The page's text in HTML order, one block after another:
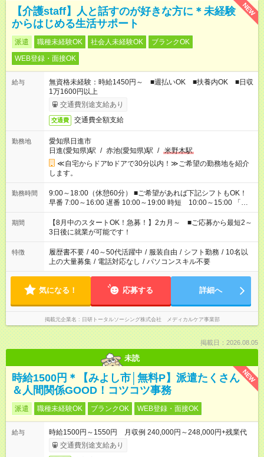
NEW
【介護staff】人と話すのが好きな方に＊未経験
からはじめる生活サポート
派遣 職種未経験OK 社会人未経験OK
ブランクOK
WEB登録・面接OK
給与
無資格未経験：時給1450円～ ■週払いOK ■扶養内OK ■日収
1万1600円以上
交通費別途支給あり
交通費 交通費全額支給
勤務地
愛知県日進市
日進(愛知県)駅 / 赤池(愛知県)駅 / 米野木駅
≪自宅からドアtoドアで30分以内！≫ご希望の勤務地を紹介
します。
勤務時間
9:00～18:00（休憩60分） ■ご希望があれば下記シフトもOK！
早番 7:00～16:00 遅番 10:00～19:00 時短 10:00～15:00 「家
族と休みを合わせたい」 「余裕を持って夕飯の準備がしたい」
「できれば残業はしたくない」 など、ご希望を教えてください
ね。 ※Wワーク希望の方へ 今ご覧のお仕事で希望する勤務時間
と、もう1つのお仕事の勤務時間。 合計で週40時間を超える場
合は応募できません。
期間
【8月中のスタートOK！急募！】2カ月～ ■ご応募から最短2～
3日後に就業が可能です！
特徴 履歴書不要 / 40～50代活躍中 / 服装自由 / シフト勤務 / 10名以
上の大量募集 / 電話対応なし / パソコンスキル不要
気になる！ 応募する 詳細へ
掲載元企業名 日研トータルソーシング株式会社 メディカルケア事業部
掲載日：2026.08.05
未読
NEW
時給1500円＊【みよし市│無料P】派遣たくさん
＆人間関係GOOD！コツコツ事務
派遣 職種未経験OK ブランクOK WEB登録・面接OK
給与
時給1500円～1550円 月収例 240,000円～248,000円+残業代
交通費別途支給あり